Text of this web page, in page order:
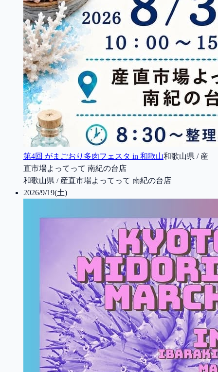
第4回 がまごおり多肉フェスタ in 和歌山和歌山県 / 産
直市場よってって 南紀の台店
和歌山県 / 産直市場よってって 南紀の台店
2026/9/19(土)